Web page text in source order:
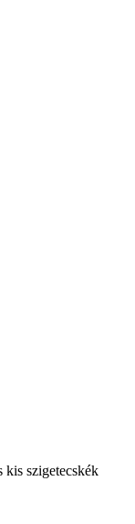
kis szigetecskék